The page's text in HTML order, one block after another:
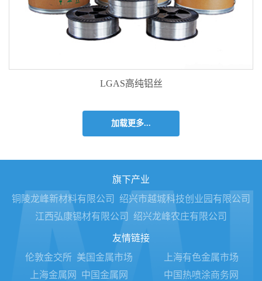
LGAS高纯铝丝
加载更多...
旗下产业
铜陵龙峰新材料有限公司
绍兴市越城科技创业园有限公司
江西弘康锡材有限公司
绍兴龙峰农庄有限公司
友情链接
伦敦金交所 美国金属市场
上海金属网
中国金属网
上海有色金属市场
中国热喷涂商务网